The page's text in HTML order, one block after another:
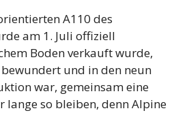
A110 des
am 1. Juli offiziell
Boden verkauft wurde,
und in den neun
war, gemeinsam eine
lange so bleiben, denn Alpine